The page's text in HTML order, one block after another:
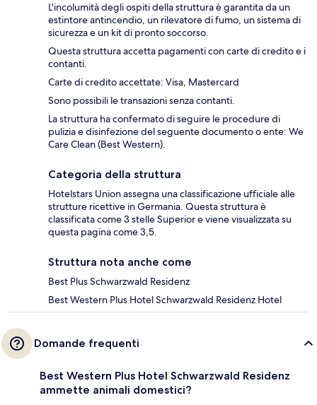
L'incolumità degli ospiti della struttura è garantita da un
estintore antincendio, un rilevatore di fumo, un sistema di
sicurezza e un kit di pronto soccorso.
Questa struttura accetta pagamenti con carte di credito e i
contanti.
Carte di credito accettate: Visa, Mastercard
Sono possibili le transazioni senza contanti.
La struttura ha confermato di seguire le procedure di
pulizia e disinfezione del seguente documento o ente: We
Care Clean (Best Western).
Categoria della struttura
Hotelstars Union assegna una classificazione ufficiale alle
strutture ricettive in Germania. Questa struttura è
classificata come 3 stelle Superior e viene visualizzata su
questa pagina come 3,5.
Struttura nota anche come
Best Plus Schwarzwald Residenz
Best Western Plus Hotel Schwarzwald Residenz Hotel
Domande frequenti
Best Western Plus Hotel Schwarzwald Residenz
ammette animali domestici?